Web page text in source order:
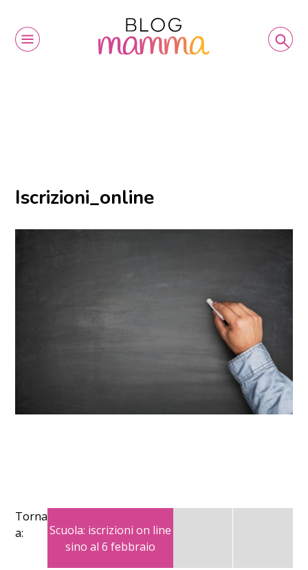
Iscrizioni_online
Torna
a:
Scuola: iscrizioni on line
sino al 6 febbraio